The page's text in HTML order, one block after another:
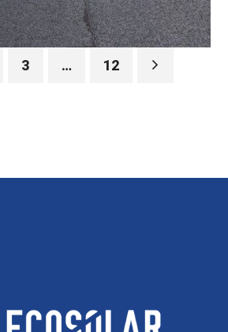
3 … 12